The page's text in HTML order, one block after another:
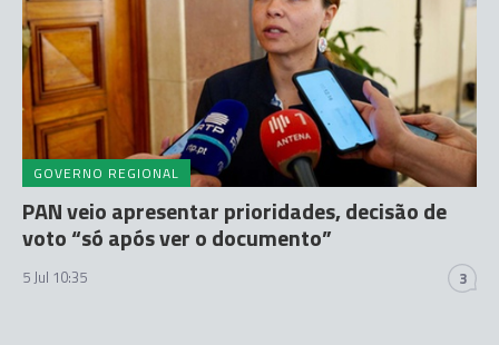
GOVERNO REGIONAL
PAN veio apresentar prioridades, decisão de
voto “só após ver o documento”
5 Jul 10:35 3